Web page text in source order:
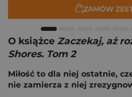
ZAMÓW
O książce Zaczekaj, aż
Shores. Tom 2
Miłość to dla niej ostatnie,
nie zamierza z niej